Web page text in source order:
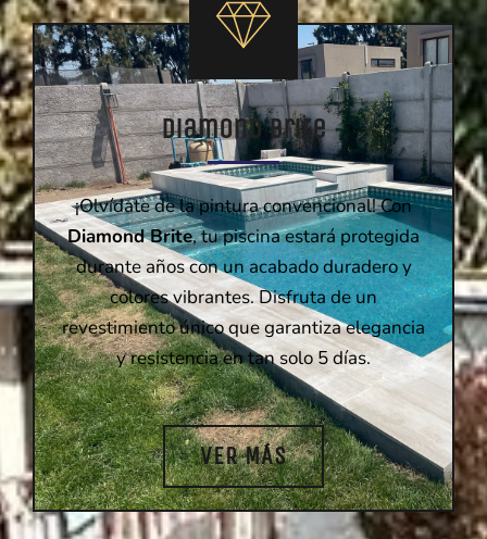
Diamond Brite
¡Olvídate de la pintura convencional! Con
Diamond Brite, tu piscina estará protegida
durante años con un acabado duradero y
colores vibrantes. Disfruta de un
revestimiento único que garantiza elegancia
y resistencia en tan solo 5 días.
VER MÁS